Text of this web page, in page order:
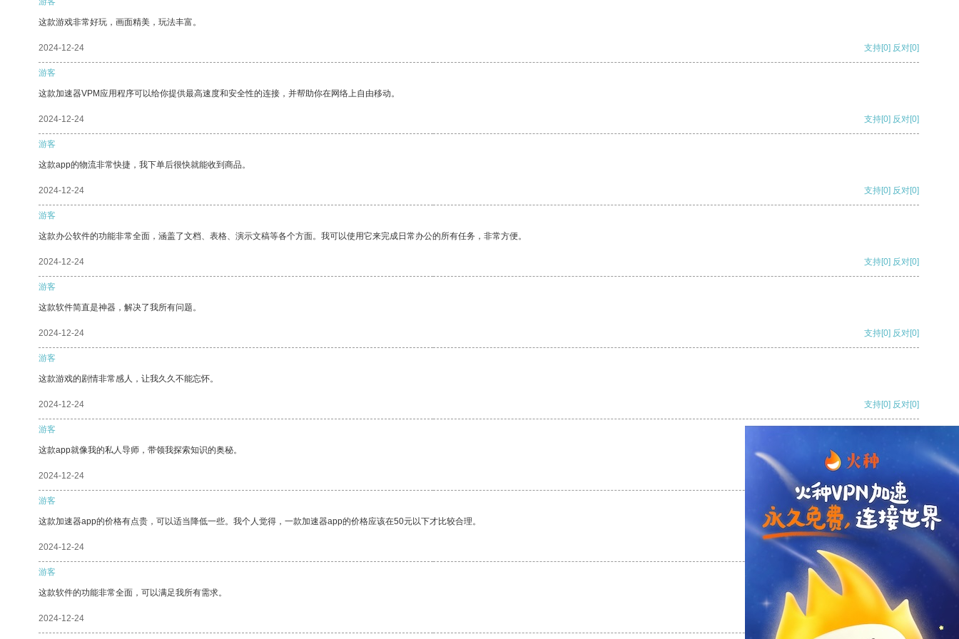
这款游戏非常好玩，画面精美，玩法丰富。
2024-12-24 支持[0] 反对[0]
游客
这款加速器VPM应用程序可以给你提供最高速度和安全性的连接，并帮助你在网络上自由移动。
2024-12-24 支持[0] 反对[0]
游客
这款app的物流非常快捷，我下单后很快就能收到商品。
2024-12-24 支持[0] 反对[0]
游客
这款办公软件的功能非常全面，涵盖了文档、表格、演示文稿等各个方面。我可以使用它来完成日常办公的所有任务，非常方便。
2024-12-24 支持[0] 反对[0]
游客
这款软件简直是神器，解决了我所有问题。
2024-12-24 支持[0] 反对[0]
游客
这款游戏的剧情非常感人，让我久久不能忘怀。
2024-12-24 支持[0] 反对[0]
游客
这款app就像我的私人导师，带领我探索知识的奥秘。
2024-12-24
游客
这款加速器app的价格有点贵，可以适当降低一些。我个人觉得，一款加速器app的价格应该在50元以下才比较合理。
2024-12-24 反对
游客
这款软件的功能非常全面，可以满足我所有需求。
2024-12-24 反对[0]